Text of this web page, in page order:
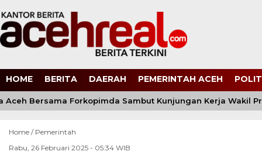
HOME BERITA DAERAH PEMERINTAH ACEH
Aceh Bersama Forkopimda Sambut Kunjungan Kerja Wakil
Home / Pemerintah
Rabu, 26 Februari 2025 - 05:34 WIB